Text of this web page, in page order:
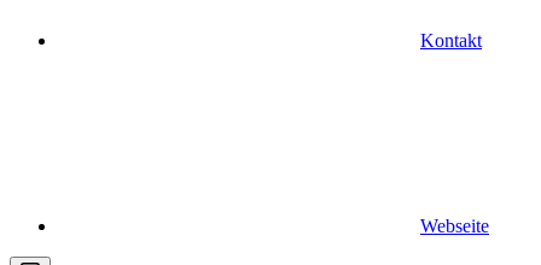
Kontakt
Webseite